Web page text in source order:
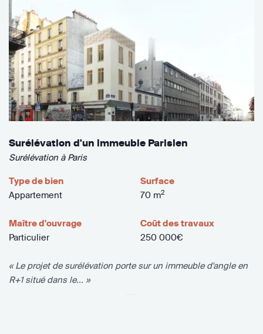
Surélévation d'un immeuble Parisien
Surélévation à Paris
Type de bien
Appartement
Surface
70 m2
Maître d'ouvrage
Particulier
Coût des travaux
250 000€
« Le projet de surélévation porte sur un immeuble d'angle en
R+1 situé dans le... »